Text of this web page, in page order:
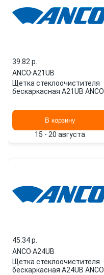
39.82 p.
ANCO·A21UB
Щетка стеклоочистителя
бескаркасная A21UB ANCO
В корзину
15 - 20 августа
45.34 p.
ANCO·A24UB
Щетка стеклоочистителя
бескаркасная A24UB ANCO